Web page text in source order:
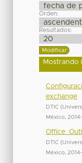
Orden:
Resultados:
Mostrando
exchange
DTIC (
México,
DTIC (
México,